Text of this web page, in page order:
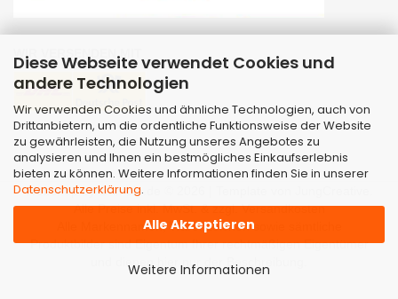
Diese Webseite verwendet Cookies und
andere Technologien
Wir verwenden Cookies und ähnliche Technologien, auch von
Drittanbietern, um die ordentliche Funktionsweise der Website
zu gewährleisten, die Nutzung unseres Angebotes zu
analysieren und Ihnen ein bestmögliches Einkaufserlebnis
bieten zu können. Weitere Informationen finden Sie in unserer
Datenschutzerklärung.
Alle Akzeptieren
Weitere Informationen
WIR VERSENDEN MIT
Webshopby Gambio.de © 2026 | Template von
Alle Preise inkl. MwSt. & zzgl. Versandkosten
Alle Markennamen, Warenzeichen sowie sämtliche
Produktbilder sind Eigentum Ihrer rechtmäßigen Eigentümer
und dienen hier nur der Beschreibung.